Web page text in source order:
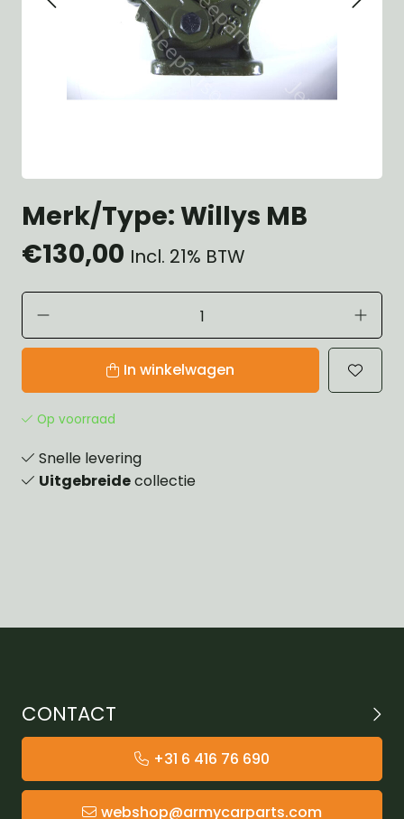
Merk/Type: Willys MB
€130,00 Incl. 21% BTW
In winkelwagen
Op voorraad
Snelle levering
Uitgebreidecollectie
CONTACT
+31 6 416 76 690
webshop@armycarparts.com